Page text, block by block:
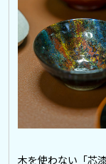
木を使わない「芯